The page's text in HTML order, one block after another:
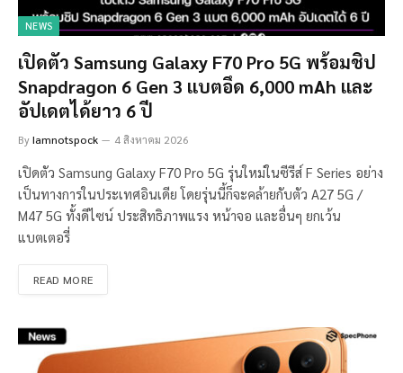
NEWS
เปิดตัว Samsung Galaxy F70 Pro 5G พร้อมชิป
Snapdragon 6 Gen 3 แบตอึด 6,000 mAh และ
อัปเดตได้ยาว 6 ปี
ByIamnotspock 4 สิงหาคม 2026
เปิดตัว Samsung Galaxy F70 Pro 5G รุ่นใหม่ในซีรีส์ F Series อย่าง
เป็นทางการในประเทศอินเดีย โดยรุ่นนี้ก็จะคล้ายกับตัว A27 5G /
M47 5G ทั้งดีไซน์ ประสิทธิภาพแรง หน้าจอ และอื่นๆ ยกเว้น
แบตเตอรี่
READ MORE